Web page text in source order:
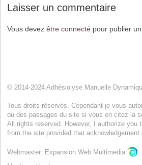
Laisser un commentaire
Vous devez être connecté pour publier
© 2014-2024 Adhésiolyse Manuelle
Tous droits réservés. Cependant je vous
ou des passages du site si vous en citez la
All rights reserved. However, I authorize you
from the site provided that
Webmaster: Expansion Web Multimedia